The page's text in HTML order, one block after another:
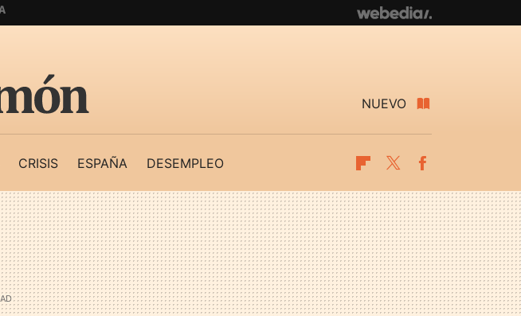
NUEVO
CRISIS ESPAÑA DESEMPLEO Flipboard
Twitter